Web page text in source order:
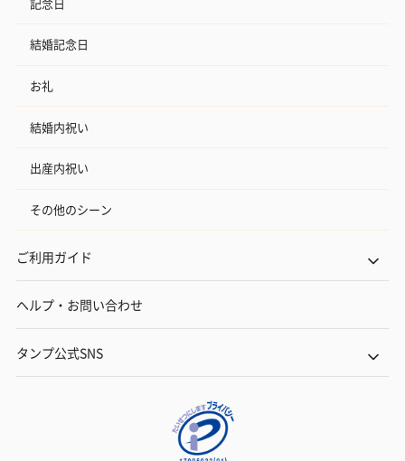
結婚記念日
お礼
結婚内祝い
出産内祝い
その他のシーン
ご利用ガイド
ヘルプ・お問い合わせ
タンプ公式SNS